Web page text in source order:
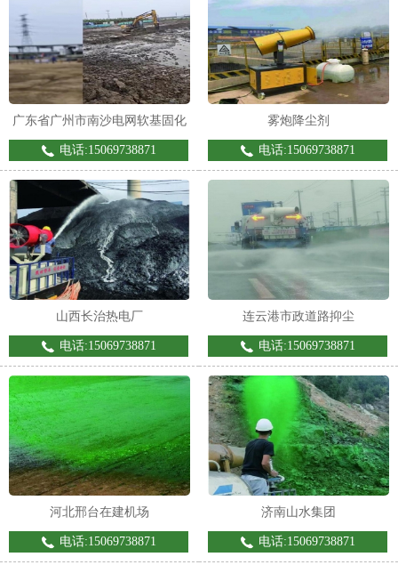
广东省广州市南沙电网软基固化
电话:15069738871
雾炮降尘剂
电话:15069738871
山西长治热电厂
电话:15069738871
连云港市政道路抑尘
电话:15069738871
河北邢台在建机场
电话:15069738871
济南山水集团
电话:15069738871